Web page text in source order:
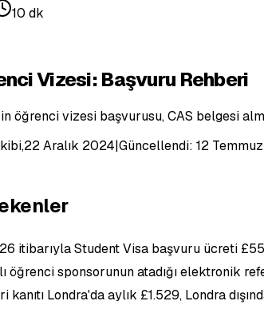
10 dk
Vizesi: Başvuru Rehberi
öğrenci vizesi başvurusu, CAS belgesi
,22 Aralık 2024|Güncellendi: 12
itibarıyla Student Visa başvuru ücreti
öğrenci sponsorunun atadığı elektronik
kanıtı Londra'da aylık £1.529, Londra